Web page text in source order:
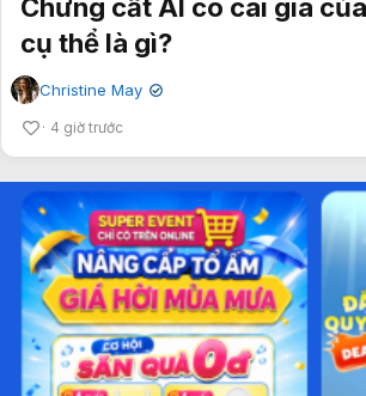
Chưng cất AI có cái giá
cụ thể là gì?
Christine May ✔
4 giờ trước